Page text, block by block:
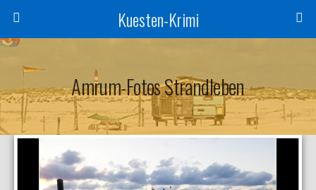
Kuesten-Krimi
Amrum-Fotos Strandleben